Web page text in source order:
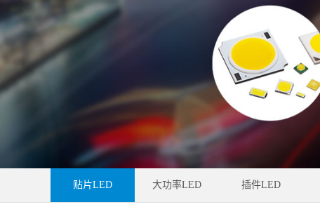
贴片LED 大功率LED 插件LED